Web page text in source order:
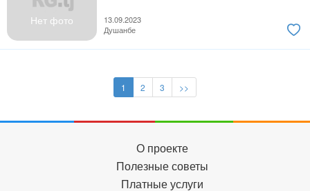
Нет фото
13.09.2023
Душанбе
1 2 3 >>
О проекте
Полезные советы
Платные услуги